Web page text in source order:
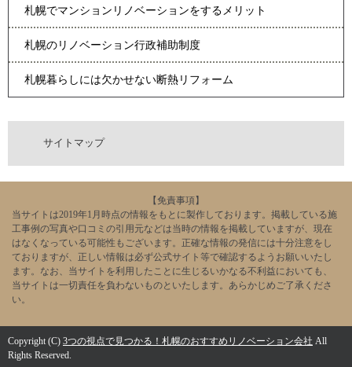
札幌でマンションリノベーションをするメリット
札幌のリノベーション行政補助制度
札幌暮らしには欠かせない断熱リフォーム
サイトマップ
【免責事項】
当サイトは2019年1月時点の情報をもとに製作しております。掲載している施
工事例の写真や口コミの引用元などは当時の情報を掲載していますが、現在
はなくなっている可能性もございます。正確な情報の発信には十分注意をし
ておりますが、正しい情報は必ず公式サイト等で確認するようお願いいたし
ます。なお、当サイトを利用したことに生じるいかなる不利益においても、
当サイトは一切責任を負わないものといたします。あらかじめご了承くださ
い。
Copyright (C) 3つの視点で見つかる！札幌のおすすめリノベーション会社 All
Rights Reserved.